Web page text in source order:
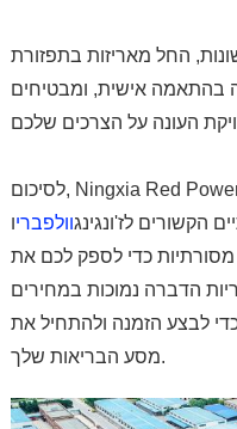
החל מאריזות בתפזורת
בהתאמה אישית, ומבטיחים
לסיכום, Ningxia Red Power Goji Co., Ltd. מציעה לך הזדמנות
הקשורים לז'ונגינגוולפבריו
כדי לספק לכם את
הדברה נמוכות במחירים
לבצע הזמנה ולהתחיל את
מסע הבריאות שלך.